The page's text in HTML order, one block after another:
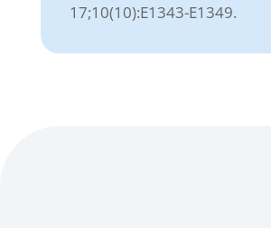
17;10(10):E1343-E1349.